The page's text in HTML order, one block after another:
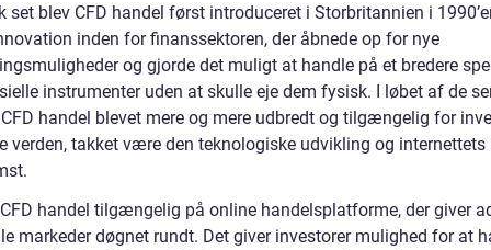
set blev CFD handel først introduceret i Storbritannien i
inden for finanssektoren, der åbnede op for nye
og gjorde det muligt at handle på et bredere
instrumenter uden at skulle eje dem fysisk. I løbet af de
handel blevet mere og mere udbredt og tilgængelig for
verden, takket være den teknologiske udvikling og internettets
handel tilgængelig på online handelsplatforme, der giver
markeder døgnet rundt. Det giver investorer mulighed for at